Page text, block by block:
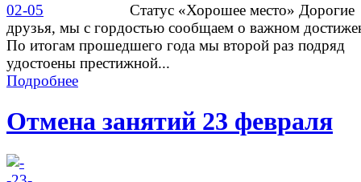
Cтатус «Хорошее место» Дорогие
друзья, мы с гордостью сообщаем о важном
По итогам прошедшего года мы второй раз подряд
удостоены престижной...
Подробнее
Отмена занятий 23 февраля